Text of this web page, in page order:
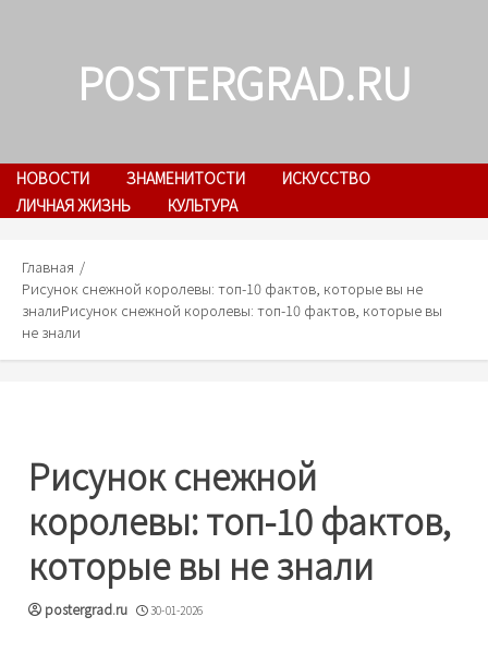
POSTERGRAD.RU
НОВОСТИ ЗНАМЕНИТОСТИ
ИСКУССТВО
ЛИЧНАЯ ЖИЗНЬ
КУЛЬТУРА
Главная
Рисунок снежной королевы: топ-10 фактов, которые вы не
зналиРисунок снежной королевы: топ-10 фактов, которые вы
не знали
Рисунок снежной
королевы: топ-10 фактов,
которые вы не знали
postergrad.ru 30-01-2026